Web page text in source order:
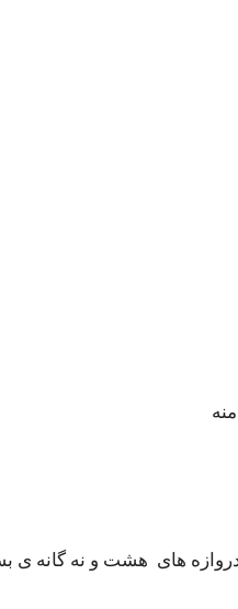
های هشت و نه گانه ی